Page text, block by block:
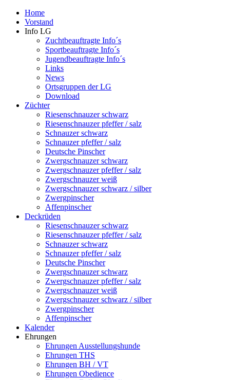
Home
Vorstand
Info LG
Zuchtbeauftragte Info´s
Sportbeauftragte Info´s
Jugendbeauftragte Info´s
Links
News
Ortsgruppen der LG
Download
Züchter
Riesenschnauzer schwarz
Riesenschnauzer pfeffer / salz
Schnauzer schwarz
Schnauzer pfeffer / salz
Deutsche Pinscher
Zwergschnauzer schwarz
Zwergschnauzer pfeffer / salz
Zwergschnauzer weiß
Zwergschnauzer schwarz / silber
Zwergpinscher
Affenpinscher
Deckrüden
Riesenschnauzer schwarz
Riesenschnauzer pfeffer / salz
Schnauzer schwarz
Schnauzer pfeffer / salz
Deutsche Pinscher
Zwergschnauzer schwarz
Zwergschnauzer pfeffer / salz
Zwergschnauzer weiß
Zwergschnauzer schwarz / silber
Zwergpinscher
Affenpinscher
Kalender
Ehrungen
Ehrungen Ausstellungshunde
Ehrungen THS
Ehrungen BH / VT
Ehrungen Obedience